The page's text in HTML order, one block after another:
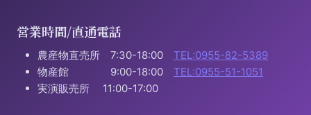
営業時間/直通電話
農産物直売所 7:30-18:00 TEL:0955-82-5389
物産館 9:00-18:00 TEL:0955-51-1051
実演販売所 11:00-17:00